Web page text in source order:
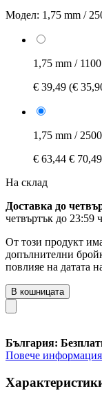
Модел: 1,75 mm /
1,75 mm /
€ 39,49 (€
1,75 mm /
€ 63,44 € 70,49
На склад
Доставка до
четвъртък до 23:59
От този продукт
допълнителни
повлияе на датата
В кошницата
България:
Повече информация